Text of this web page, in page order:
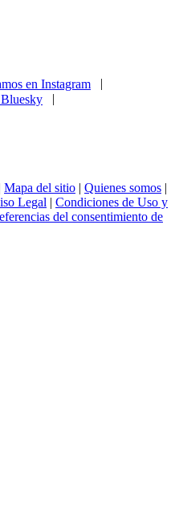
|
|
Mapa del sitio | Quienes somos |
Legal | Condiciones de Uso y
del consentimiento de